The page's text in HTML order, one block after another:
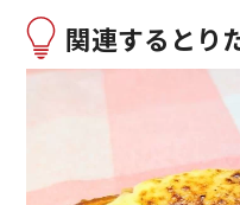
関連するとり